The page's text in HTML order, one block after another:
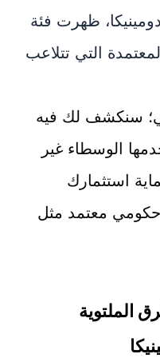
ظهرت فئة
التي تتلاعب
سنكشف لك فيه
الوسطاء غير
استثمارك
حكومي معتمد مثل
الملتوية